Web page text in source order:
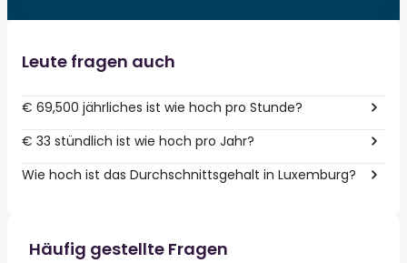
Leute fragen auch
€ 69,500 jährliches ist wie hoch pro Stunde?
€ 33 stündlich ist wie hoch pro Jahr?
Wie hoch ist das Durchschnittsgehalt in Luxemburg?
Häufig gestellte Fragen